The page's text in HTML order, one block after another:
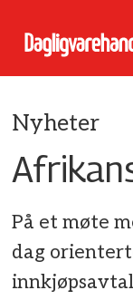
Nyheter
På et møte
dag